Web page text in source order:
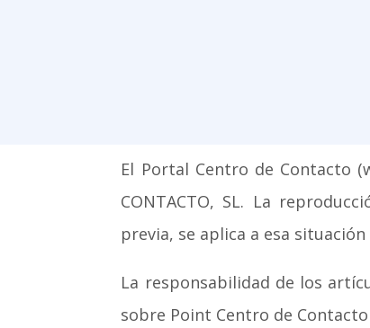
El Portal Centro de Contacto
CONTACTO, SL. La
previa, se aplica a esa
La responsabilidad de los
sobre Point Centro de